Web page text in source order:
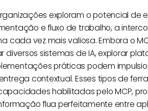
exploram o potencial de
e fluxo de trabalho, a
cada vez mais valiosa. Embora o
diversos sistemas de IA, explorar
práticas podem
contextual. Esses tipos de
habilitadas pelo MCP,
flua perfeitamente entre